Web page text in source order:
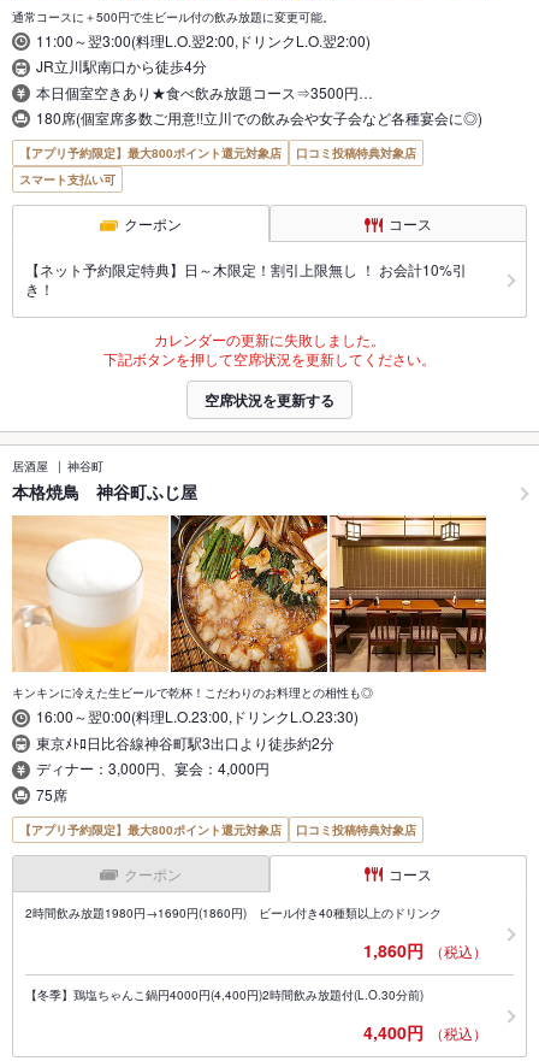
通常コースに＋500円で生ビール付の飲み放題に変更可能。
11:00～翌3:00(料理L.O.翌2:00,ドリンクL.O.翌2:00)
JR立川駅南口から徒歩4分
本日個室空きあり★食べ飲み放題コース⇒3500円…
180席(個室席多数ご用意!!立川での飲み会や女子会など各種宴会に◎)
【アプリ予約限定】最大800ポイント還元対象店
口コミ投稿特典対象店
スマート支払い可
クーポン コース
【ネット予約限定特典】日～木限定！割引上限無し ！ お会計10%引
き！
カレンダーの更新に失敗しました。
下記ボタンを押して空席状況を更新してください。
空席状況を更新する
居酒屋 神谷町
本格焼鳥 神谷町ふじ屋
キンキンに冷えた生ビールで乾杯！こだわりのお料理との相性も◎
16:00～翌0:00(料理L.O.23:00,ドリンクL.O.23:30)
東京ﾒﾄﾛ日比谷線神谷町駅3出口より徒歩約2分
ディナー：3,000円、宴会：4,000円
75席
【アプリ予約限定】最大800ポイント還元対象店 口コミ投稿特典対象店
クーポン コース
2時間飲み放題1980円→1690円(1860円) ビール付き40種類以上のドリンク
1,860円 （税込）
【冬季】鶏塩ちゃんこ鍋円4000円(4,400円)2時間飲み放題付(L.O.30分前)
4,400円 （税込）